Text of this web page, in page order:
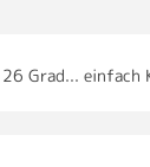
Grad... einfach